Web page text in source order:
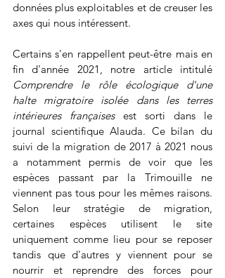
données plus exploitables et de creuser les
axes qui nous intéressent.
Certains s'en rappellent peut-être mais en
Comprendre le rôle écologique d'une
halte migratoire isolée dans les terres
intérieures françaises est sorti dans le
journal scientifique Alauda. Ce bilan du
suivi de la migration de 2017 à 2021 nous
a notamment permis de voir que les
espèces passant par la Trimouille ne
viennent pas tous pour les mêmes raisons.
Selon leur stratégie de migration,
certaines espèces utilisent le site
uniquement comme lieu pour se reposer
tandis que d'autres y viennent pour se
nourrir et reprendre des forces pour